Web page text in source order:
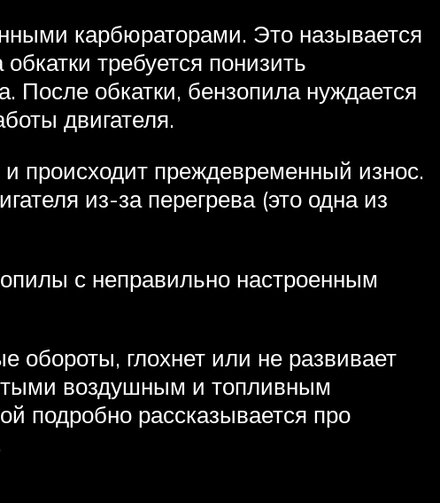
карбюраторами. Это называется
требуется понизить
После обкатки, бензопила нуждается
двигателя.
происходит преждевременный износ.
из-за перегрева (это одна из
с неправильно настроенным
обороты, глохнет или не развивает
воздушным и топливным
подробно рассказывается про